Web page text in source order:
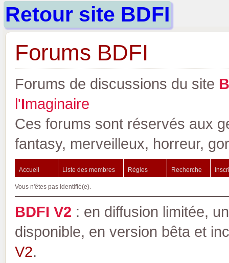
Retour site BDFI
Forums BDFI
Forums de discussions du site B
l'Imaginaire
Ces forums sont réservés aux
fantasy, merveilleux, horreur,
Accueil Liste des membres Règles Recherche
Vous n'êtes pas identifié(e).
BDFI V2 : en diffusion limitée,
disponible, en version bêta et
V2.